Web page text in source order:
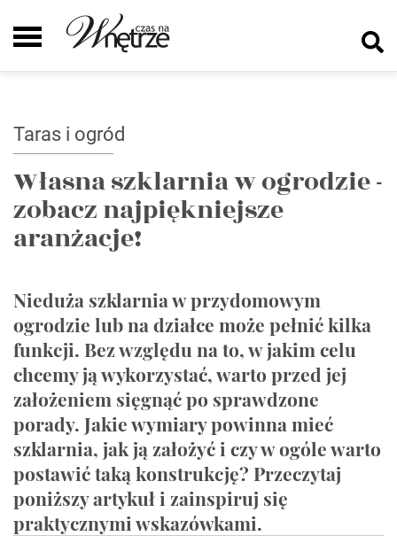
Taras i ogród
Własna szklarnia w ogrodzie -
zobacz najpiękniejsze
aranżacje!
Nieduża szklarnia w przydomowym
ogrodzie lub na działce może pełnić kilka
funkcji. Bez względu na to, w jakim celu
chcemy ją wykorzystać, warto przed jej
założeniem sięgnąć po sprawdzone
porady. Jakie wymiary powinna mieć
szklarnia, jak ją założyć i czy w ogóle warto
postawić taką konstrukcję? Przeczytaj
poniższy artykuł i zainspiruj się
praktycznymi wskazówkami.